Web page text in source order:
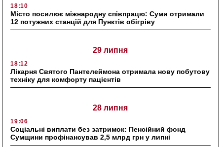
18:10
Місто посилює міжнародну співпрацю: Суми отримали
12 потужних станцій для Пунктів обігріву
29 липня
18:12
Лікарня Святого Пантелеймона отримала нову побутову
техніку для комфорту пацієнтів
28 липня
19:06
Соціальні виплати без затримок: Пенсійний фонд
Сумщини профінансував 2,5 млрд грн у липні